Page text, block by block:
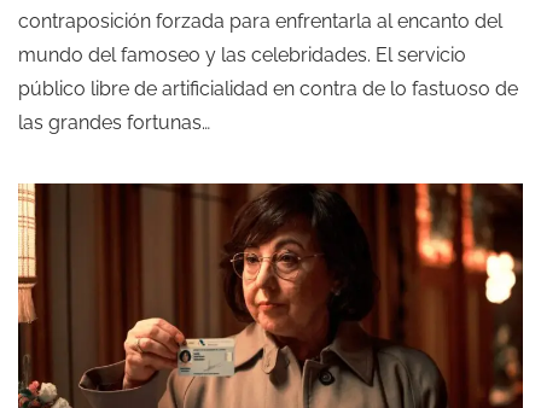
contraposición forzada para enfrentarla al encanto del
mundo del famoseo y las celebridades. El servicio
público libre de artificialidad en contra de lo fastuoso de
las grandes fortunas…